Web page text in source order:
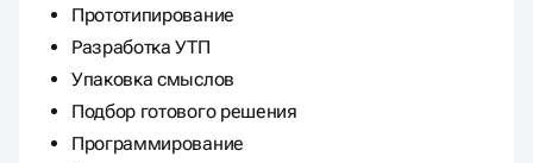
Прототипирование
Разработка УТП
Упаковка смыслов
Подбор готового решения
Программирование